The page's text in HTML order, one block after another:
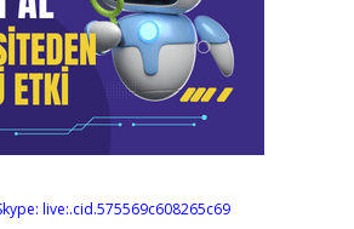
live:.cid.575569c608265c69